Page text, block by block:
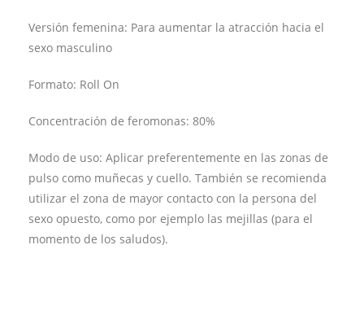
Versión femenina: Para aumentar la atracción hacia el
sexo masculino
Formato: Roll On
Concentración de feromonas: 80%
Modo de uso: Aplicar preferentemente en las zonas de
pulso como muñecas y cuello. También se recomienda
utilizar el zona de mayor contacto con la persona del
sexo opuesto, como por ejemplo las mejillas (para el
momento de los saludos).